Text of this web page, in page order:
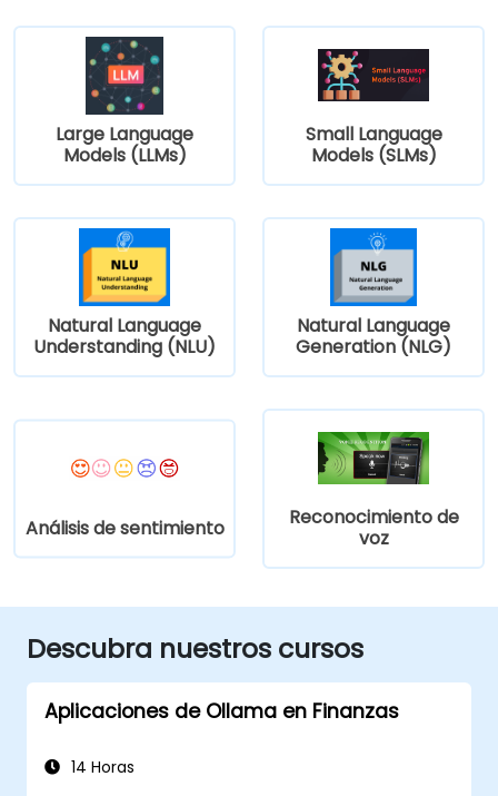
Large Language
Models (LLMs)
Small Language
Models (SLMs)
Natural Language
Understanding (NLU)
Natural Language
Generation (NLG)
Análisis de sentimiento
Reconocimiento de
voz
Descubra nuestros cursos
Aplicaciones de Ollama en Finanzas
14 Horas